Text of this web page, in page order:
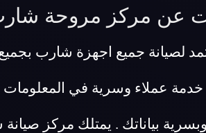
عن مركز مروحة
لصيانة جميع اجهزة شارب بجميع
عملاء وسرية في
بياناتك . يمتلك مركز